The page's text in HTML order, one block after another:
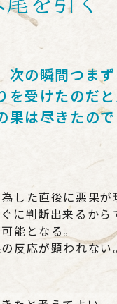
次の瞬間つま
受けたのだ
果は尽きたの
した直後に悪果が
に判断出来るから
能となる。
反応が顕われない。